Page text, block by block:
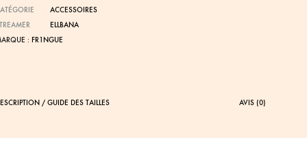
ACCESSOIRES
ELLBANA
:FR1NGUE
/ GUIDE DES TAILLES AVIS (0)